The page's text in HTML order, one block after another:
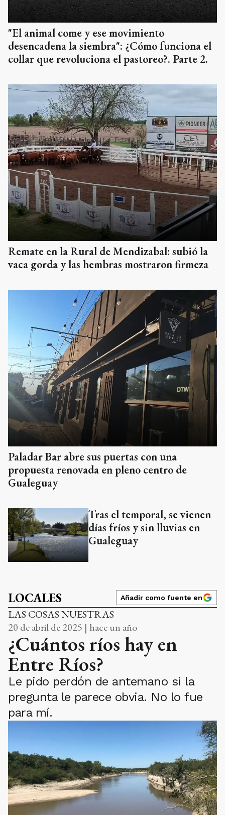
"El animal come y ese movimiento
desencadena la siembra": ¿Cómo funciona el
collar que revoluciona el pastoreo?. Parte 2.
Remate en la Rural de Mendizabal: subió la
vaca gorda y las hembras mostraron firmeza
Paladar Bar abre sus puertas con una
propuesta renovada en pleno centro de
Gualeguay
Tras el temporal, se vienen
días fríos y sin lluvias en
Gualeguay
LOCALES Añadir como fuente en
LAS COSAS NUESTRAS
20 de abril de 2025 | hace un año
¿Cuántos ríos hay en
Entre Ríos?
Le pido perdón de antemano si la
pregunta le parece obvia. No lo fue
para mí.